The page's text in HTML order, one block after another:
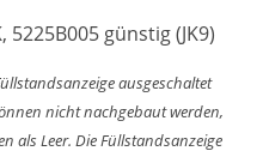
günstig (JK9)
ausgeschaltet
nicht nachgebaut werden,
als Leer. Die Füllstandsanzeige